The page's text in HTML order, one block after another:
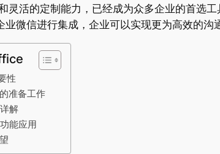
灵活的定制能力，已经成为众多企业的首选
微信进行集成，企业可以实现更为高效的沟
性
准备工作
解
能应用